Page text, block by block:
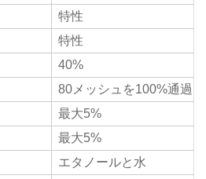
特性
特性
40%
80メッシュを100%通過
最大5%
最大5%
エタノールと水